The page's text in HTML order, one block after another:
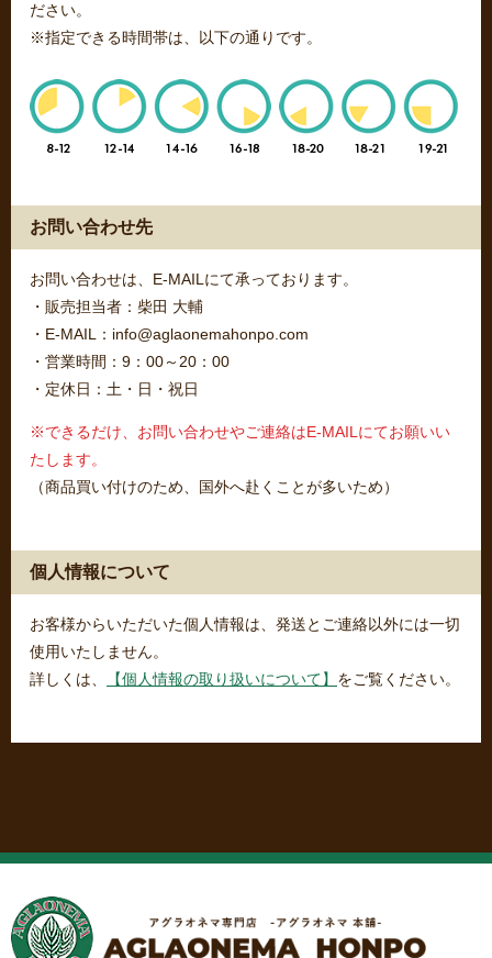
ださい。
※指定できる時間帯は、以下の通りです。
お問い合わせ先
お問い合わせは、E-MAILにて承っております。
・販売担当者：柴田 大輔
・E-MAIL：info@aglaonemahonpo.com
・営業時間：9：00～20：00
・定休日：土・日・祝日
※できるだけ、お問い合わせやご連絡はE-MAILにてお願いい
たします。
（商品買い付けのため、国外へ赴くことが多いため）
個人情報について
お客様からいただいた個人情報は、発送とご連絡以外には一切
使用いたしません。
詳しくは、
【個人情報の取り扱いについて】 をご覧ください。